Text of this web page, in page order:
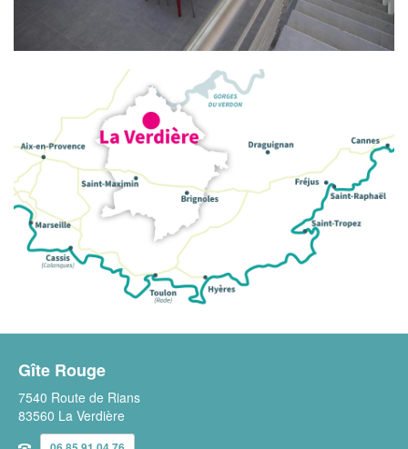
Gîte Rouge
7540 Route de Rians
83560 La Verdière